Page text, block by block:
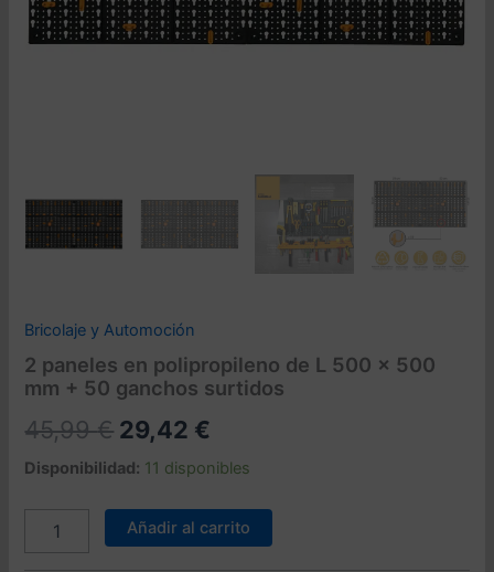
Bricolaje y Automoción
2 paneles en polipropileno de L 500 x 500
mm + 50 ganchos surtidos
45,99€ El
precio
original
era:
29,42 €
precio
actual
es:
Disponibilidad: 11 disponibles
paneles
Añadir al carrito